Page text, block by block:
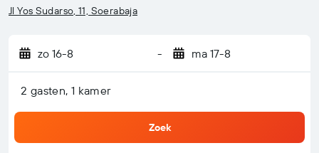
Jl Yos Sudarso, 11, Soerabaja
zo 16-8 - ma 17-8
2 gasten, 1 kamer
Zoek